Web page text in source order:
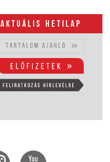
Aktuális hetilap